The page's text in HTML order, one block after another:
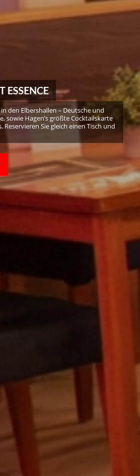
ESSENCE
den Elbershallen – Deutsche und
sowie Hagen’s größte Cocktailskarte
Reservieren Sie gleich einen Tisch und